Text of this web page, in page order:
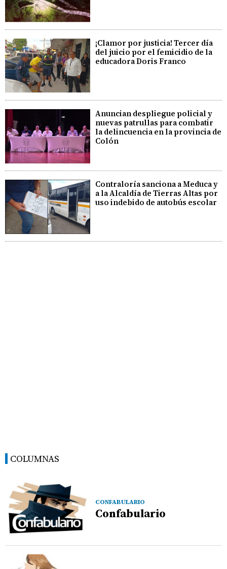
¡Clamor por justicia! Tercer día
del juicio por el femicidio de la
educadora Doris Franco
Anuncian despliegue policial y
nuevas patrullas para combatir
la delincuencia en la provincia de
Colón
Contraloría sanciona a Meduca y
a la Alcaldía de Tierras Altas por
uso indebido de autobús escolar
COLUMNAS
CONFABULARIO
Confabulario